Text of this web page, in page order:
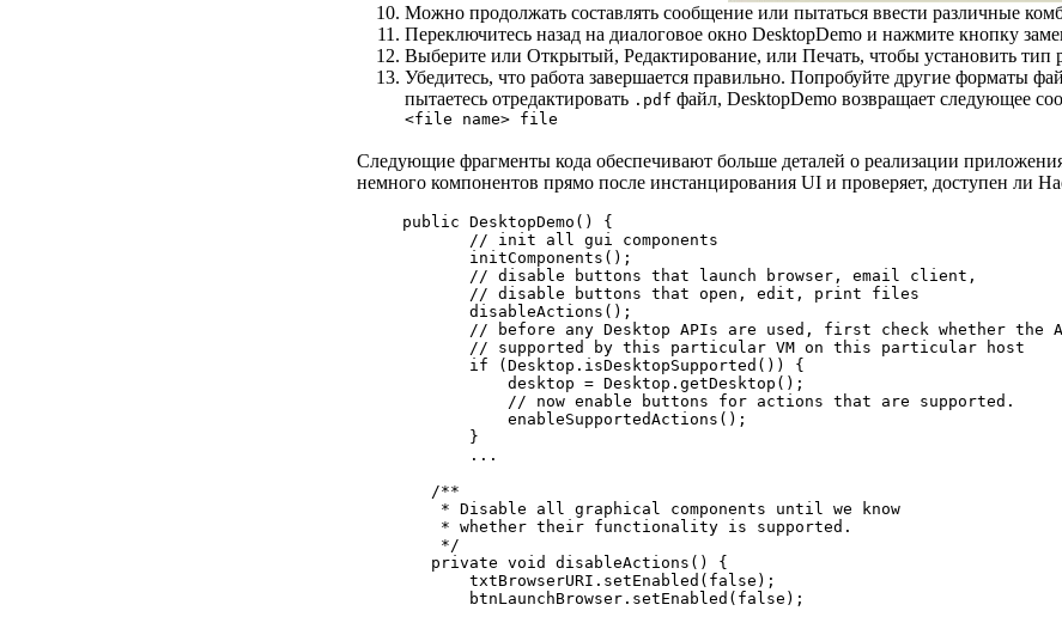
Можно продолжать составлять сообщение или пытаться ввести различные
Переключитесь назад на диалоговое окно DesktopDemo и нажмите кнопку
Выберите или Открытый, Редактирование, или Печать, чтобы установить тип
Убедитесь, что работа завершается правильно. Попробуйте другие форматы
пытаетесь отредактировать .pdf файл, DesktopDemo возвращает следующее
<file name> file
Следующие фрагменты кода обеспечивают больше деталей о реализации
немного компонентов прямо после инстанцирования UI и проверяет, доступен ли
public DesktopDemo() {
        // init all gui components
        initComponents();
        // disable buttons that launch browser, email client,
        // disable buttons that open, edit, print files
        disableActions();
// before any Desktop APIs are used, first check whether the
        // supported by this particular VM on this particular host
        if (Desktop.isDesktopSupported()) {
            desktop = Desktop.getDesktop();
            // now enable buttons for actions that are supported.
            enableSupportedActions();
        }
        ...
    /**
     * Disable all graphical components until we know
     * whether their functionality is supported.
     */
    private void disableActions() {
        txtBrowserURI.setEnabled(false);
        btnLaunchBrowser.setEnabled(false);